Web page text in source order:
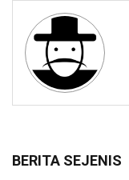
BERITA SEJENIS